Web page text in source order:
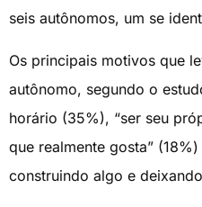
seis autônomos, um se
Os principais motivos que
autônomo, segundo o
horário (35%), “ser seu
que realmente gosta”
construindo algo e